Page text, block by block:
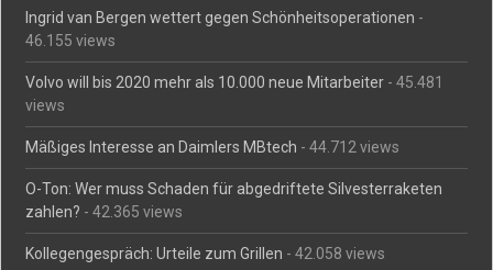
Ingrid van Bergen wettert gegen Schönheitsoperationen -
46.155 views
Volvo will bis 2020 mehr als 10.000 neue Mitarbeiter - 45.481
views
Mäßiges Interesse an Daimlers MBtech - 44.712 views
O-Ton: Wer muss Schaden für abgedriftete Silvesterraketen
zahlen? - 42.365 views
Kollegengespräch: Urteile zum Grillen - 42.058 views